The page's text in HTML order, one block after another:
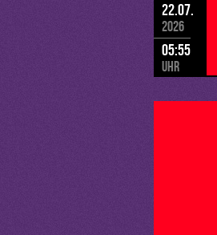
22.07.
2026
05:55
Uhr